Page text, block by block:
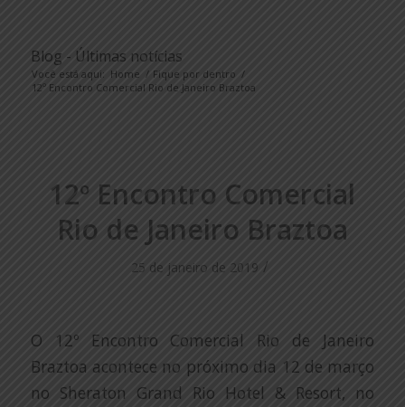
Blog - Últimas notícias
Você está aqui: Home / Fique por dentro /
12º Encontro Comercial Rio de Janeiro Braztoa
12º Encontro Comercial
Rio de Janeiro Braztoa
25 de janeiro de 2019 /
O 12º Encontro Comercial Rio de Janeiro
Braztoa acontece no próximo dia 12 de março
no Sheraton Grand Rio Hotel & Resort, no